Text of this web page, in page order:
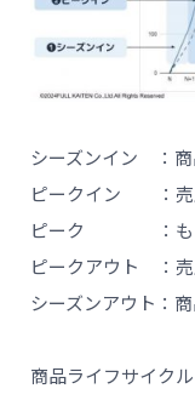
シーズンイン ：商
ピークイン ：売
ピーク ：もっ
ピークアウト ：売
シーズンアウト：
商品ライフサイク